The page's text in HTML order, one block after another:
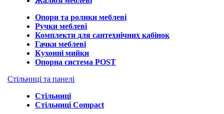
Опори та ролики меблеві
Ручки меблеві
Комплекти для сантехнічних кабінок
Гачки меблеві
Кухонні мийки
Опорна система POST
Стільниці та панелі
Стільниці
Стільниці Compact